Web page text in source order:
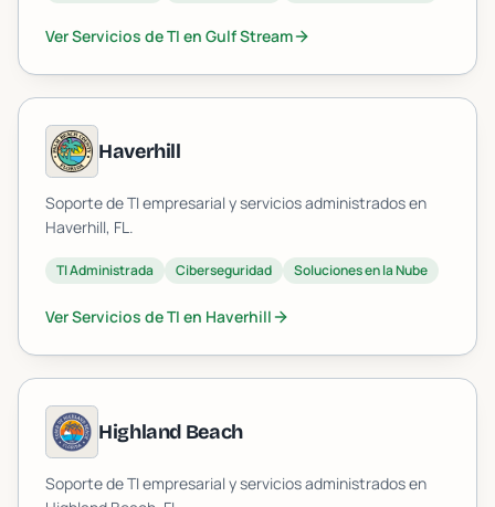
Ver Servicios de TI en Gulf Stream
Haverhill
Soporte de TI empresarial y servicios administrados en
Haverhill, FL.
TI Administrada Ciberseguridad Soluciones en la Nube
Ver Servicios de TI en Haverhill
Highland Beach
Soporte de TI empresarial y servicios administrados en